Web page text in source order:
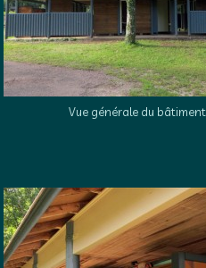
Vue générale du bâtiment